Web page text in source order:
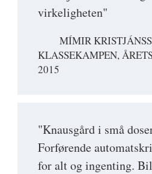
virkeligheten"
MÍMIR
KLASSEKAMPEN,
2015
"Knausgård i små
Forførende
for alt og ingenting.